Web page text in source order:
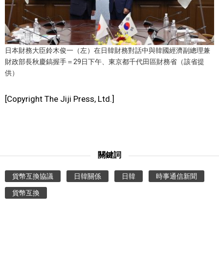
醫療健康
語言
東京
編輯部通知
日本財務大臣鈴木俊一（左）在日韓財務對話中與韓國經濟副總理兼
財政部長秋慶鎬握手＝29日下午、東京都千代田區財務省（該省提
供）
[Copyright The Jiji Press, Ltd.]
關鍵詞
貨幣互換協議 日韓關係 日韓 時事通信新聞
貨幣互換